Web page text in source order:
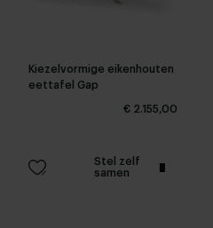
Kiezelvormige eikenhouten
eettafel Gap
€ 2.155,00
Stel zelf
samen